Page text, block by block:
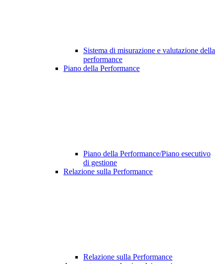
Sistema di misurazione e valutazione della
performance
Piano della Performance
Piano della Performance/Piano esecutivo
di gestione
Relazione sulla Performance
Relazione sulla Performance